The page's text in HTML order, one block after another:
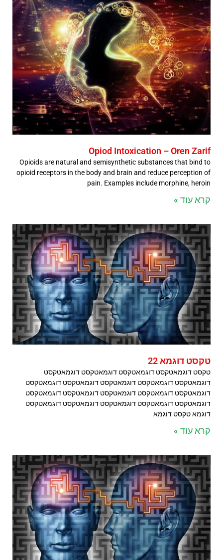
Opiod Intoxication – Oren Zarif
Opioids are natural and semisynthetic substances that bind to
opioid receptors in the body and brain and reduce perception of
pain. Examples include morphine, heroin
קרא עוד »
טקסט דוגמא 22
טקסט דוגמאטקסט דוגמאטקסט דוגמאטקסט דוגמאטקסט
דוגמאטקסט דוגמאטקסט דוגמאטקסט דוגמאטקסט דוגמאטקסט
דוגמאטקסט דוגמאטקסט דוגמאטקסט דוגמאטקסט דוגמאטקסט
דוגמאטקסט דוגמאטקסט דוגמאטקסט דוגמאטקסט דוגמאטקסט
דוגמא טקסט דוגמא
קרא עוד »